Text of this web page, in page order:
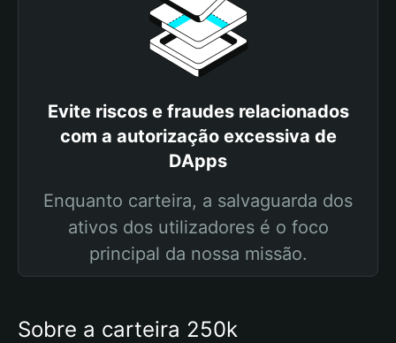
Evite riscos e fraudes relacionados
com a autorização excessiva de
DApps
Enquanto carteira, a salvaguarda dos
ativos dos utilizadores é o foco
principal da nossa missão.
Sobre a carteira 250k